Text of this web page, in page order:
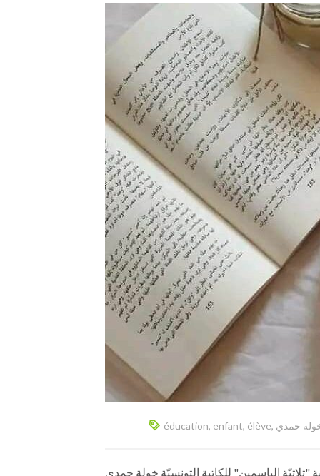
éducation, enfant, élève, حمدي